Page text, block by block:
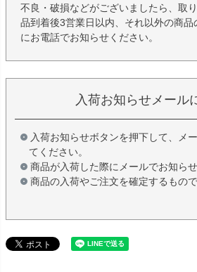
不良・破損などがございましたら、取
品到着後3営業日以内、それ以外の商品
にお電話でお知らせください。
入荷お知らせメール
入荷お知らせボタンを押下して、メ
てください。
商品が入荷した際にメールでお知らせ
商品の入荷やご注文を確定するもので